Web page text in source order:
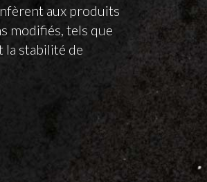
aux produits
modifiés, tels que
la stabilité de